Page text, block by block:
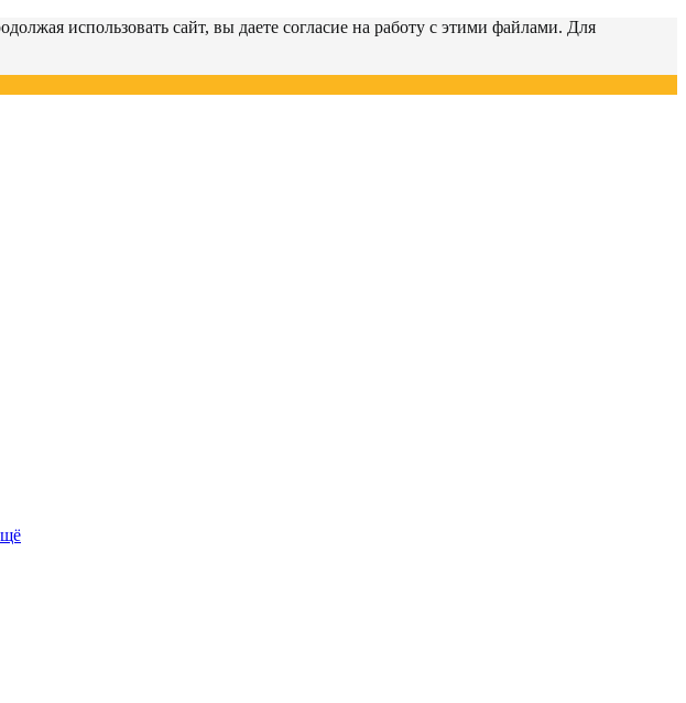
использовать сайт, вы даете согласие на работу с этими файлами. Для